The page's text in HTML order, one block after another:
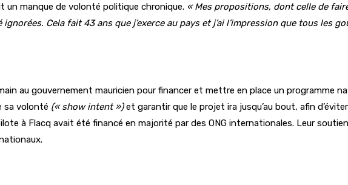
un manque de volonté politique chronique. « Mes propositions, dont celle de
ignorées. Cela fait 43 ans que j’exerce au pays et j’ai l’impression que tous
au gouvernement mauricien pour financer et mettre en place un programme
sa volonté (« show intent »)et garantir que le projet ira jusqu’au bout, afin
à Flacq avait été financé en majorité par des ONG internationales. Leur